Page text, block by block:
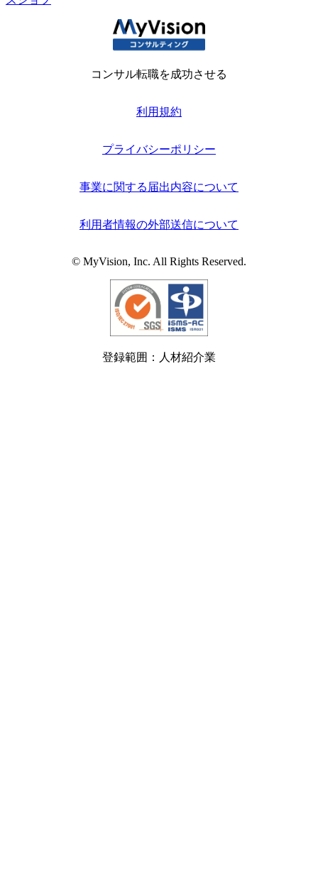
コンサル転職を成功させる
利用規約
プライバシーポリシー
事業に関する届出内容について
利用者情報の外部送信について
© MyVision, Inc. All Rights Reserved.
登録範囲：人材紹介業